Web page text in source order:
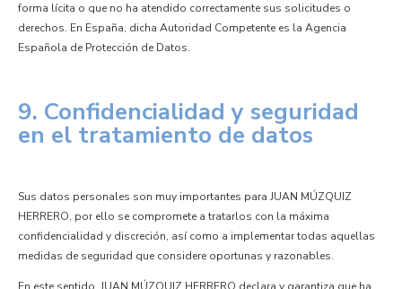
forma lícita o que no ha atendido correctamente sus solicitudes o
derechos. En España, dicha Autoridad Competente es la Agencia
Española de Protección de Datos.
9. Confidencialidad y seguridad
en el tratamiento de datos
Sus datos personales son muy importantes para JUAN MÚZQUIZ
HERRERO, por ello se compromete a tratarlos con la máxima
confidencialidad y discreción, así como a implementar todas aquellas
medidas de seguridad que considere oportunas y razonables.